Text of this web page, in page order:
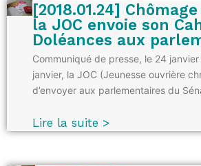
[2018.01.24]
la JOC envoie son
Doléances aux
Communiqué de presse, le 24
janvier, la JOC (Jeunesse ouvrière
d’envoyer aux parlementaires du
Lire la suite >